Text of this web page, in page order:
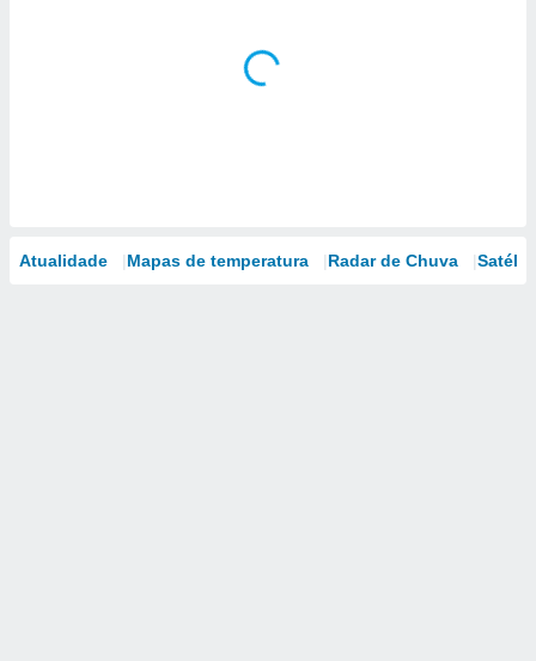
Atualidade Mapas de temperatura Radar de Chuva